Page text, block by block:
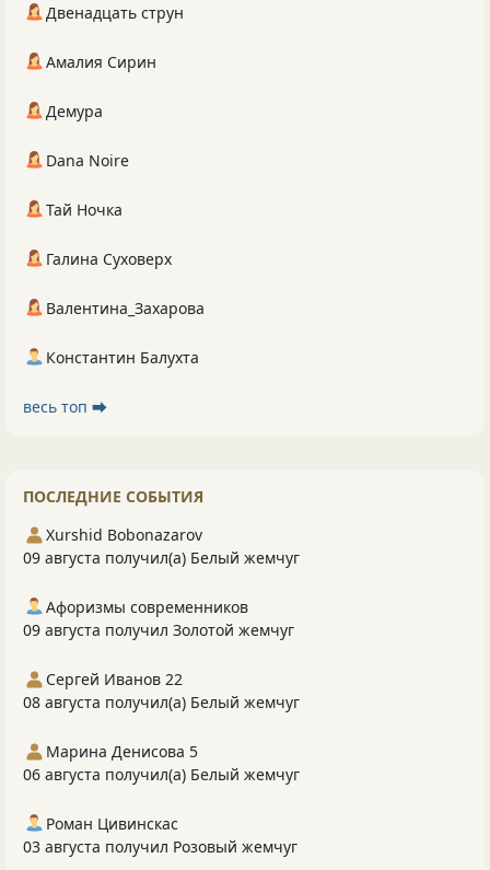
Двенадцать струн
Амалия Сирин
Демура
Dana Noire
Тай Ночка
Галина Суховерх
Валентина_Захарова
Константин Балухта
весь топ ⮕
ПОСЛЕДНИЕ СОБЫТИЯ
Xurshid Bobonazarov
09 августа получил(а) Белый жемчуг
Афоризмы современников
09 августа получил Золотой жемчуг
Сергей Иванов 22
08 августа получил(а) Белый жемчуг
Марина Денисова 5
06 августа получил(а) Белый жемчуг
Роман Цивинскас
03 августа получил Розовый жемчуг